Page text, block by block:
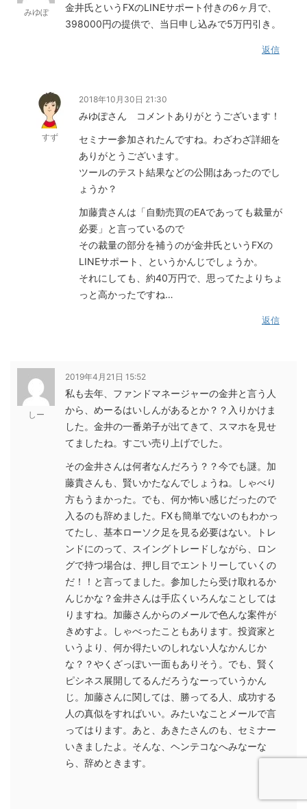
みゆぽ
金井氏というFXのLINEサポート付きの6ヶ月で、
398000円の提供で、当日申し込みで5万円引き。
返信
すず
2018年10月30日 21:30
みゆぽさん コメントありがとうございます！
セミナー参加されたんですね。わざわざ詳細を
ありがとうございます。
ツールのテスト結果などの公開はあったのでし
ょうか？
加藤貴さんは「自動売買のEAであっても裁量が
必要」と言っているので
その裁量の部分を補うのが金井氏というFXの
LINEサポート、というかんじでしょうか。
それにしても、約40万円で、思ってたよりちょ
っと高かったですね…
返信
しー
2019年4月21日 15:52
私も去年、ファンドマネージャーの金井と言う人
から、めーるはいしんがあるとか？？入りかけま
した。金井の一番弟子が出てきて、スマホを見せ
てましたね。すごい売り上げでした。
その金井さんは何者なんだろう？？今でも謎。加
藤貴さんも、賢いかたなんでしょうね。しゃべり
方もうまかった。でも、何か怖い感じだったので
入るのも辞めました。FXも簡単でないのもわかっ
てたし、基本ローソク足を見る必要はない。トレ
ンドにのって、スイングトレードしながら、ロン
グで持つ場合は、押し目でエントリーしていくの
だ！！と言ってました。参加したら受け取れるか
んじかな？金井さんは手広くいろんなことしては
りますね。加藤さんからのメールで色んな案件が
きめすよ。しゃべったこともあります。投資家と
いうより、何か得たいのしれない人なかんじか
な？？やくざっぽい一面もありそう。でも、賢く
ピシネス展開してるんだろうなーっていうかん
じ。加藤さんに関しては、勝ってる人、成功する
人の真似をすればいい。みたいなことメールで言
ってはります。あと、あきたさんのも、セミナー
いきましたよ。そんな、ヘンテコなへみなーな
ら、辞めときます。